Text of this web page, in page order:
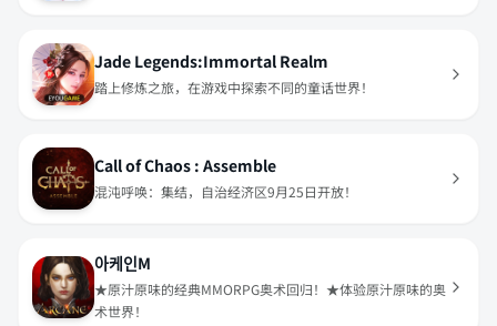
Jade Legends:Immortal Realm
踏上修炼之旅，在游戏中探索不同的童话世界！
Call of Chaos : Assemble
混沌呼唤：集结，自治经济区9月25日开放！
아케인M
★原汁原味的经典MMORPG奥术回归！★体验原汁原味的奥
术世界！